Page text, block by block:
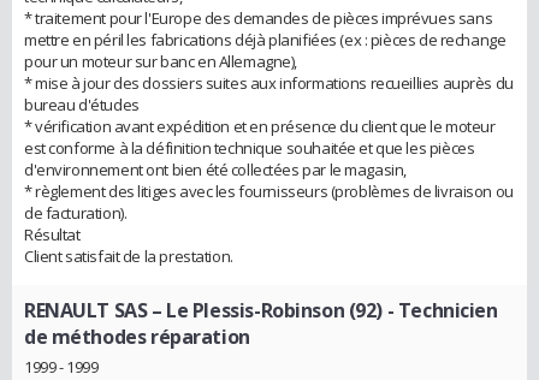
* traitement pour l'Europe des demandes de pièces imprévues sans
mettre en péril les fabrications déjà planifiées (ex : pièces de rechange
pour un moteur sur banc en Allemagne),
* mise à jour des dossiers suites aux informations recueillies auprès du
bureau d'études
* vérification avant expédition et en présence du client que le moteur
est conforme à la définition technique souhaitée et que les pièces
d'environnement ont bien été collectées par le magasin,
* règlement des litiges avec les fournisseurs (problèmes de livraison ou
de facturation).
Résultat
Client satisfait de la prestation.
RENAULT SAS – Le Plessis-Robinson (92) - Technicien
de méthodes réparation
1999 - 1999